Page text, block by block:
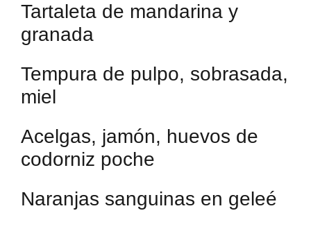
Tartaleta de mandarina y
granada
Tempura de pulpo, sobrasada,
miel
Acelgas, jamón, huevos de
codorniz poche
Naranjas sanguinas en geleé